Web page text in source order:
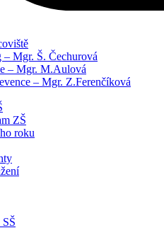
– Mgr. Š. Čechurová
– Mgr. M.Aulová
– Mgr. Z.Ferenčíková
ZŠ
roku